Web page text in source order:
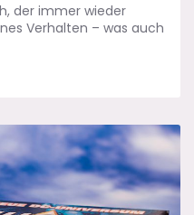
der immer wieder
Verhalten – was auch